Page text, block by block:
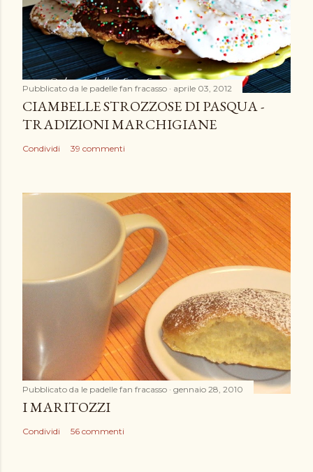
o
m
m
e
n
t
o
Pubblicato da le padelle fan fracasso aprile 03, 2012
CIAMBELLE STROZZOSE DI PASQUA -
TRADIZIONI MARCHIGIANE
Condividi 39 commenti
Pubblicato da le padelle fan fracasso gennaio 28, 2010
I MARITOZZI
Condividi 56 commenti